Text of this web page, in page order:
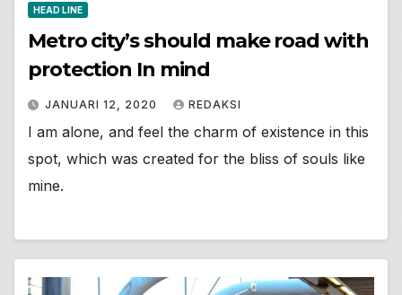
HEAD LINE
Metro city’s should make road with
protection In mind
JANUARI 12, 2020 REDAKSI
I am alone, and feel the charm of existence in this
spot, which was created for the bliss of souls like
mine.